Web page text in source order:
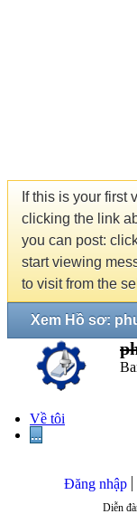
If this is your first
clicking the link
you can post:
start viewing
to visit from the
Xem Hồ sơ:
Về tôi
...
Đăng nhập
Diễn